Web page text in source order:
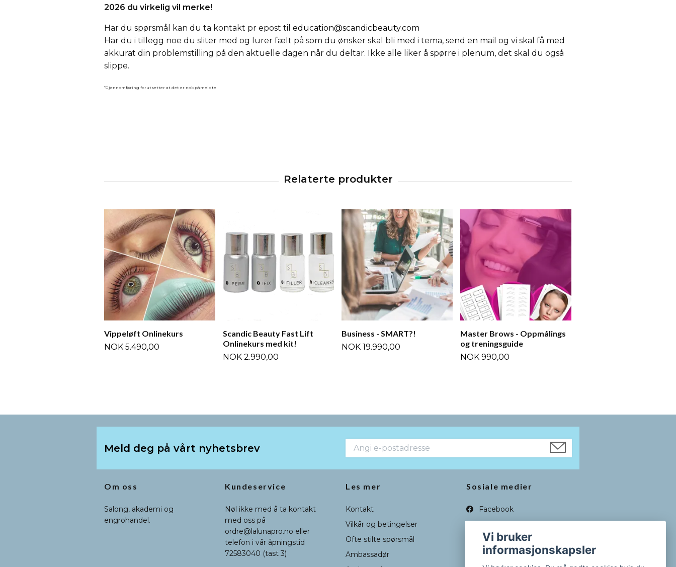
2026 du virkelig vil merke!
Har du spørsmål kan du ta kontakt pr epost til education@scandicbeauty.com
Har du i tillegg noe du sliter med og lurer fælt på som du ønsker skal bli med i tema, send en mail og vi skal få med
akkurat din problemstilling på den aktuelle dagen når du deltar. Ikke alle liker å spørre i plenum, det skal du også
slippe.
*Gjennomføring forutsetter at det er nok påmeldte
Vippeløft Onlinekurs
NOK 5.490,00
Scandic Beauty Fast Lift
Onlinekurs med kit!
NOK 2.990,00
Business - SMART?!
NOK 19.990,00
Master Brows - Oppmålings
og treningsguide
NOK 990,00
Meld deg på vårt nyhetsbrev
Om oss
Salong, akademi og
engrohandel.
Kundeservice
Nøl ikke med å ta kontakt
med oss på
ordre@lalunapro.no eller
telefon i vår åpningstid
72583040 (tast 3)
Les mer
Kontakt
Vilkår og betingelser
Ofte stilte spørsmål
Ambassadør
Sosiale medier
Facebook
Vi bruker
informasjonskapsler